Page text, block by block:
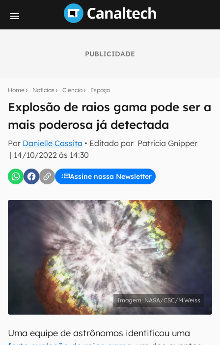
PUBLICIDADE
Home Notícias Ciência Espaço
Explosão de raios gama pode ser a
mais poderosa já detectada
Por Danielle Cassita • Editado por Patricia Gnipper
| 14/10/2022 às 14:30
Assine nossa Newsletter
notícias e reviews sobre tecnologia em primeira
mão.
E-mail
Uso e Política de Privacidade do Canaltech.
NASA/CSC/M.Weiss
Uma equipe de astrônomos identificou uma